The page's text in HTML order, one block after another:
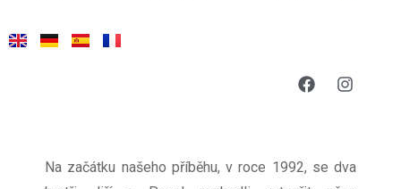
Na začátku našeho příběhu, v roce 1992, se dva